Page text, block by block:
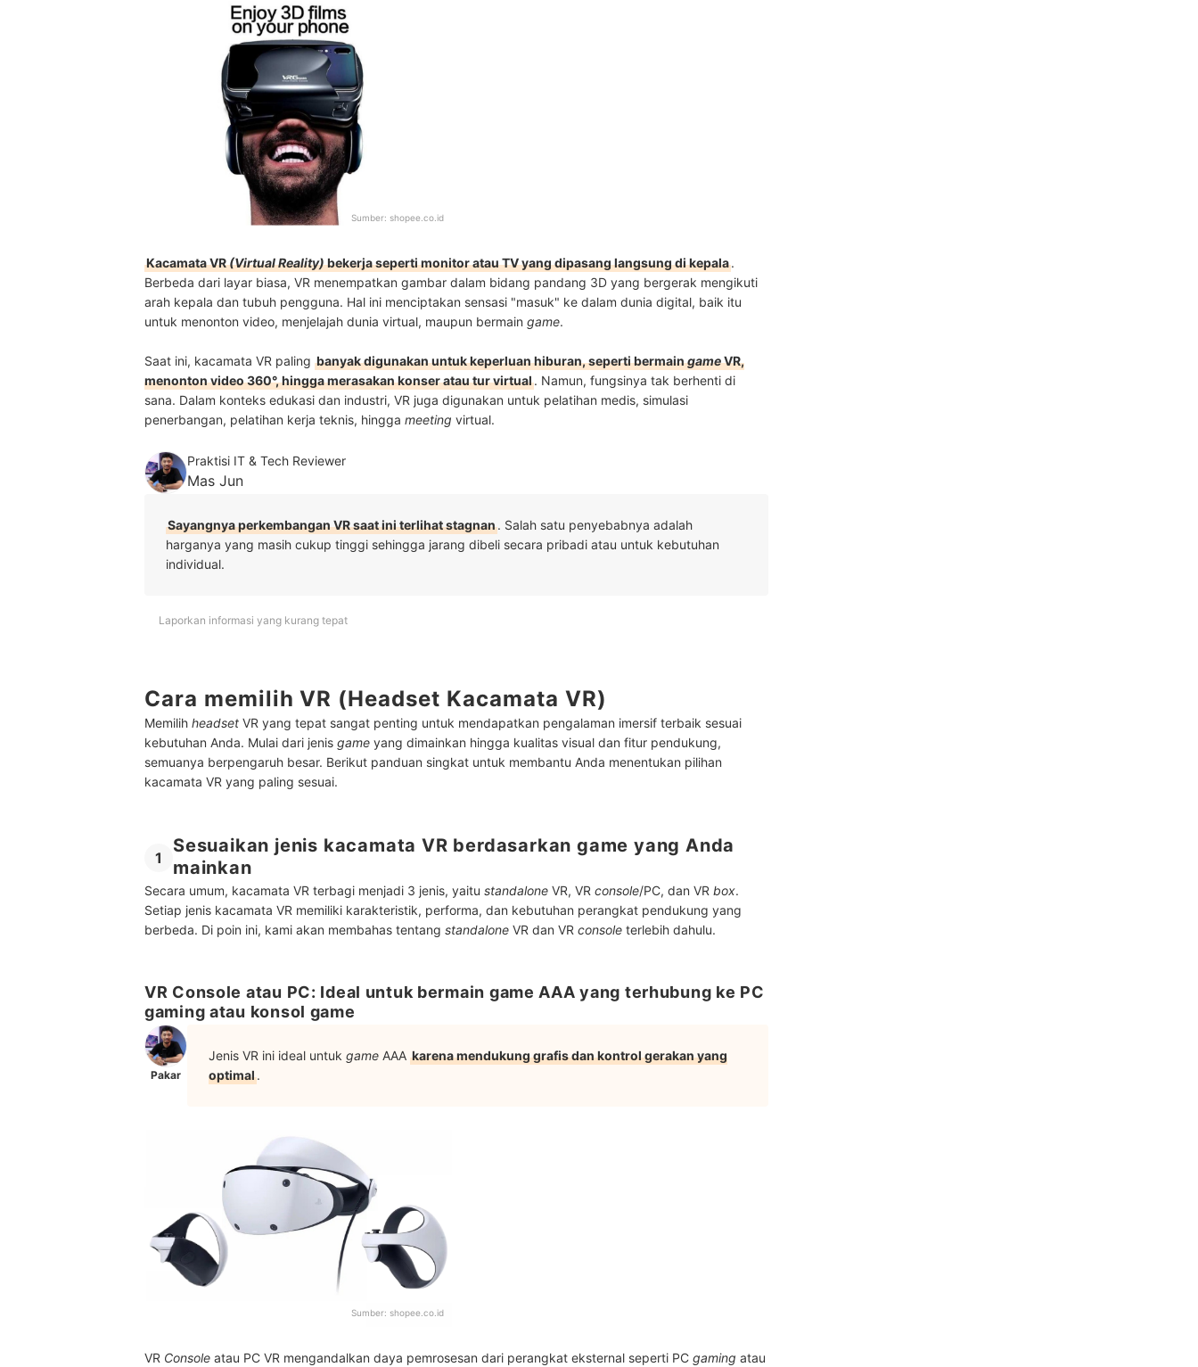
Sumber: shopee.co.id
Kacamata VR(Virtual Reality)bekerja seperti monitor atau TV yang dipasang langsung di kepala.
Berbeda dari layar biasa, VR menempatkan gambar dalam bidang pandang 3D yang bergerak mengikuti
arah kepala dan tubuh pengguna. Hal ini menciptakan sensasi "masuk" ke dalam dunia digital, baik itu
untuk menonton video, menjelajah dunia virtual, maupun bermain game.
Saat ini, kacamata VR paling banyak digunakan untuk keperluan hiburan, seperti bermaingameVR,
menonton video 360°, hingga merasakan konser atau tur virtual. Namun, fungsinya tak berhenti di
sana. Dalam konteks edukasi dan industri, VR juga digunakan untuk pelatihan medis, simulasi
penerbangan, pelatihan kerja teknis, hingga meeting virtual.
Praktisi IT & Tech Reviewer
Mas Jun
Sayangnya perkembangan VR saat ini terlihat stagnan. Salah satu penyebabnya adalah
harganya yang masih cukup tinggi sehingga jarang dibeli secara pribadi atau untuk kebutuhan
individual.
Laporkan informasi yang kurang tepat
Cara memilih VR (Headset Kacamata VR)
Memilih headset VR yang tepat sangat penting untuk mendapatkan pengalaman imersif terbaik sesuai
kebutuhan Anda. Mulai dari jenis game yang dimainkan hingga kualitas visual dan fitur pendukung,
semuanya berpengaruh besar. Berikut panduan singkat untuk membantu Anda menentukan pilihan
kacamata VR yang paling sesuai.
1
Sesuaikan jenis kacamata VR berdasarkan game yang Anda
mainkan
Secara umum, kacamata VR terbagi menjadi 3 jenis, yaitu standalone VR, VR console/PC, dan VR box.
Setiap jenis kacamata VR memiliki karakteristik, performa, dan kebutuhan perangkat pendukung yang
berbeda. Di poin ini, kami akan membahas tentang standalone VR dan VR console terlebih dahulu.
VR Console atau PC: Ideal untuk bermain game AAA yang terhubung ke PC
gaming atau konsol game
Pakar
Jenis VR ini ideal untuk game AAA karena mendukung grafis dan kontrol gerakan yang
optimal.
Sumber: shopee.co.id
VR Console atau PC VR mengandalkan daya pemrosesan dari perangkat eksternal seperti PC gaming atau